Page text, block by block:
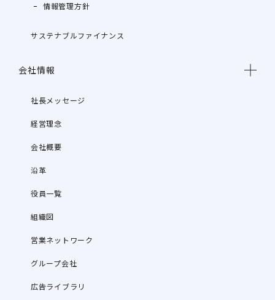
情報管理方針
サステナブルファイナンス
会社情報
社長メッセージ
経営理念
会社概要
沿革
役員一覧
組織図
営業ネットワーク
グループ会社
広告ライブラリ